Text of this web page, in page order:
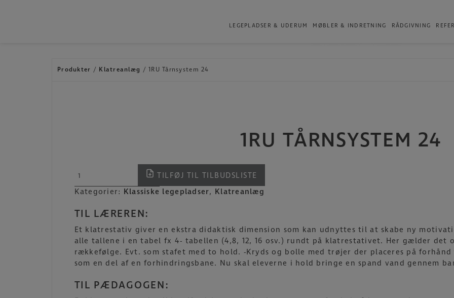
LEGEPLADSER & UDERUM MØBLER & INDRETNING RÅDGIVNING
Produkter
Produkter / Klatreanlæg / 1RU Tårnsystem 24
1RU TÅRNSYSTEM 24
1RU
24
TILFØJ TIL TILBUDSLISTE
Kategorier: Klassiske legepladser, Klatreanlæg
TIL LÆREREN:
Et klatrestativ giver en ekstra didaktisk dimension som kan udnyttes til at skabe ny
alle tallene i en tabel fx 4- tabellen (4,8, 12, 16 osv.) rundt på klatrestativet. Her gælder
rækkefølge. Evt. som stafet med to hold. -Kryds og bolle med trøjer der placeres på
som en del af en forhindringsbane. Nu skal eleverne i hold bringe en spand vand gennem
TIL PÆDAGOGEN: